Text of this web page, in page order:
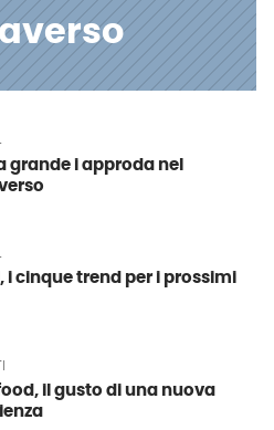
grande i approda nel
i cinque trend per i prossimi
il gusto di una nuova